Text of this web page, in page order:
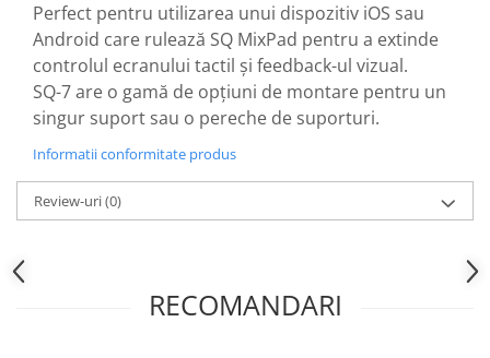
Casti fara fir
DI Box
Interfete audio
Microfoane
Microfoane cu fir pentru live
Microfoane de captura
Microfoane pentru instrumente
Microfoane USB - Podcast, Gaming
Seturi de microfoane
Perfect pentru utilizarea unui dispozitiv iOS sau
Android care rulează SQ MixPad pentru a extinde
controlul ecranului tactil și feedback-ul vizual.
SQ-7 are o gamă de opțiuni de montare pentru un
singur suport sau o pereche de suporturi.
Informatii conformitate produs
Review-uri(0)
RECOMANDARI